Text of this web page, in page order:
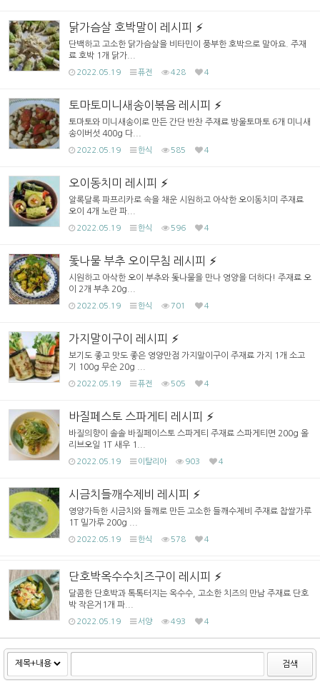
닭가슴살 호박말이 레시피
단백하고 고소한 닭가슴살을 비타민이 풍부한 호박으로 말아요. 주재
료 호박 1개 닭가...
2022.05.19 퓨전 428 4
토마토미니새송이볶음 레시피
토마토와 미니새송이로 만든 간단 반찬 주재료 방울토마토 6개 미니새
송이버섯 400g 다...
2022.05.19 한식 585 4
오이동치미 레시피
알록달록 파프리카로 속을 채운 시원하고 아삭한 오이동치미 주재료
오이 4개 노란 파...
2022.05.19 한식 596 4
돛나물 부추 오이무침 레시피
시원하고 아삭한 오이 부추와 돛나물을 만나 영양을 더하다! 주재료 오
이 2개 부추 20g...
2022.05.19 한식 701 4
가지말이구이 레시피
보기도 좋고 맛도 좋은 영양만점 가지말이구이 주재료 가지 1개 소고
기 100g 무순 20g ...
2022.05.19 퓨전 505 4
바질페스토 스파게티 레시피
바질의향이 솔솔 바질페이스토 스파게티 주재료 스파게티면 200g 올
리브오일 1T 새우 1...
2022.05.19 이탈리아 903 4
시금치들깨수제비 레시피
영양가득한 시금치와 들깨로 만든 고소한 들깨수제비 주재료 찹쌀가루
1T 밀가루 200g ...
2022.05.19 한식 578 4
단호박옥수수치즈구이 레시피
달콤한 단호박과 톡톡터지는 옥수수, 고소한 치즈의 만남 주재료 단호
박 작은거1개 파...
2022.05.19 서양 493 4
검색